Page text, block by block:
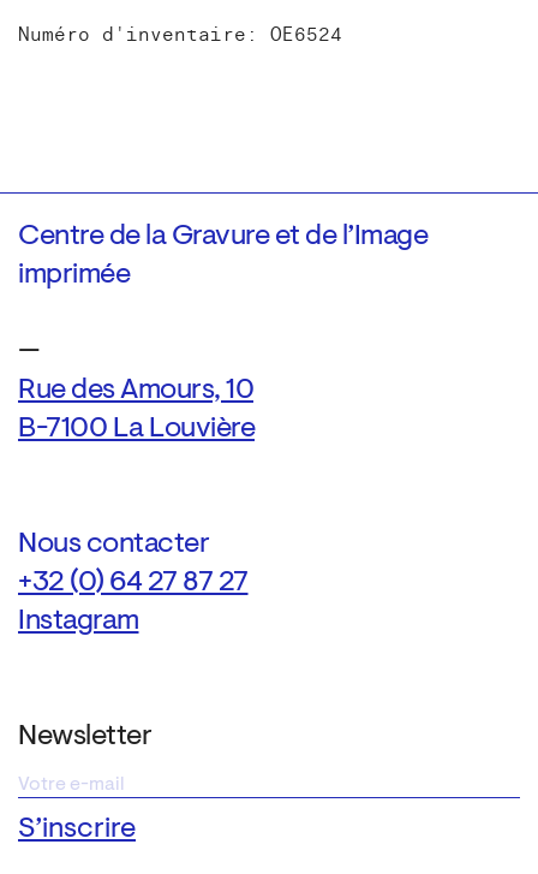
Numéro d'inventaire: OE6524
Centre de la Gravure et de l’Image
imprimée
—
Rue des Amours, 10
B-7100 La Louvière
Nous contacter
+32 (0) 64 27 87 27
Instagram
Newsletter